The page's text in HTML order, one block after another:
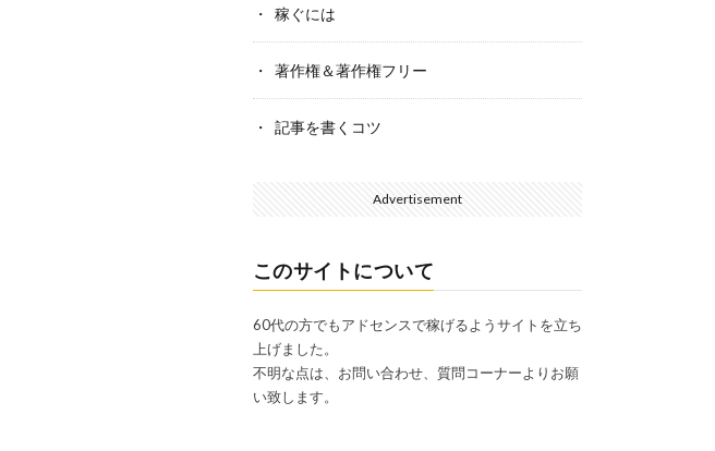
稼ぐには
著作権＆著作権フリー
記事を書くコツ
Advertisement
このサイトについて
60代の方でもアドセンスで稼げるようサイトを立ち
上げました。
不明な点は、お問い合わせ、質問コーナーよりお願
い致します。